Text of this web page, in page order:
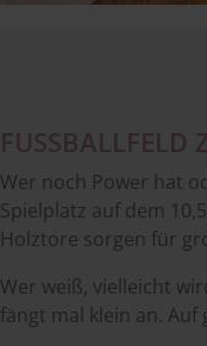
FUSSBALLFELD
Wer noch Power hat
Spielplatz auf dem
Holztore sorgen für
Wer weiß, vielleicht
fängt mal klein an. Auf